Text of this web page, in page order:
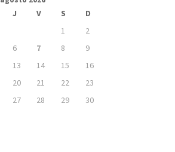
J V S
D
1
2
6 7 8
9
13 14 15
16
20 21 22
23
27 28 29
30